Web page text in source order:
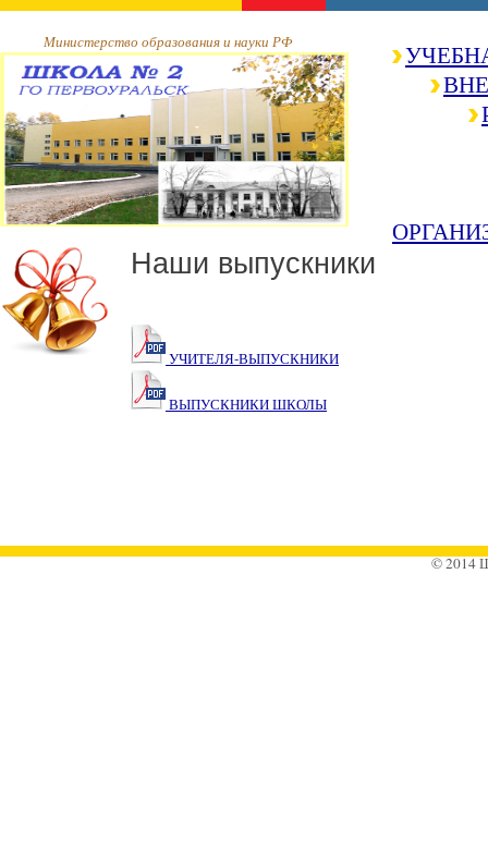
Министерство образования и науки РФ
Наши выпускники
УЧИТЕЛЯ-ВЫПУСКНИКИ
ВЫПУСКНИКИ ШКОЛЫ
© 2014